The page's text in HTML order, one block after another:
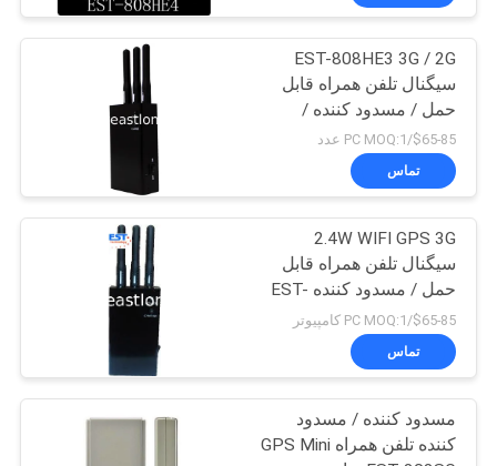
تماس
بگیرید
اخبار
موارد
درخواست
نقل قول
EST-808HE3 3G / 2G
سیگنال تلفن همراه قابل
حمل / مسدود کننده /
بریکر
$65-85/PC MOQ:1 عدد
تماس
2.4W WIFI GPS 3G
سیگنال تلفن همراه قابل
حمل / مسدود کننده EST-
808HE
$65-85/PC MOQ:1 کامپیوتر
تماس
مسدود کننده / مسدود
کننده تلفن همراه GPS Mini